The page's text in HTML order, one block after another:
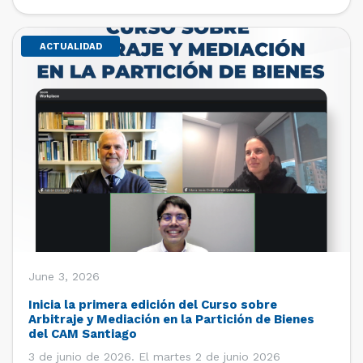
de estudiantes de […]
ACTUALIDAD
June 3, 2026
Inicia la primera edición del Curso sobre
Arbitraje y Mediación en la Partición de Bienes
del CAM Santiago
3 de junio de 2026. El martes 2 de junio 2026